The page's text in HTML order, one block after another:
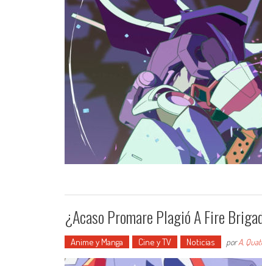
¿Acaso Promare Plagió A Fire
Anime y Manga Cine y TV Noticias porA.